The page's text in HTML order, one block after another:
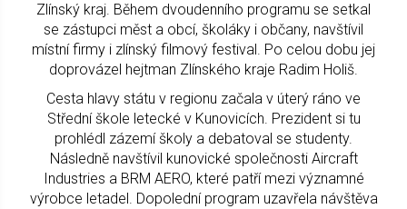
Zlínský kraj. Během dvoudenního programu se setkal
se zástupci měst a obcí, školáky i občany, navštívil
místní firmy i zlínský filmový festival. Po celou dobu jej
doprovázel hejtman Zlínského kraje Radim Holiš.
Cesta hlavy státu v regionu začala v úterý ráno ve
Střední škole letecké v Kunovicích. Prezident si tu
prohlédl zázemí školy a debatoval se studenty.
Následně navštívil kunovické společnosti Aircraft
Industries a BRM AERO, které patří mezi významné
výrobce letadel. Dopolední program uzavřela návštěva